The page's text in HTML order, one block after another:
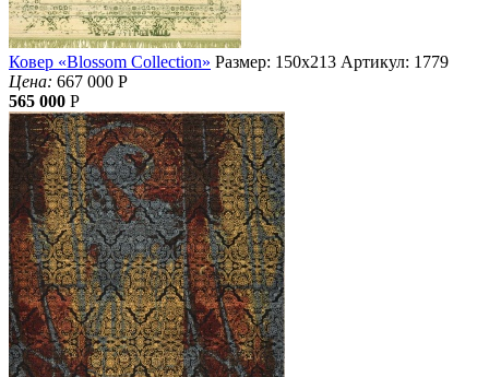
Ковер «Blossom Collection» Размер: 150х213 Артикул: 1779
Цена: 667 000 Р
565 000 Р